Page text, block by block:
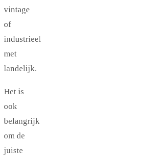
vintage
of
industrieel
met
landelijk.
Het is
ook
belangrijk
om de
juiste